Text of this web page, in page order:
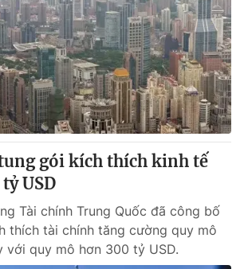
gói kích thích kinh tế
USD
Tài chính Trung Quốc đã công bố
thích tài chính tăng cường quy mô
với quy mô hơn 300 tỷ USD.